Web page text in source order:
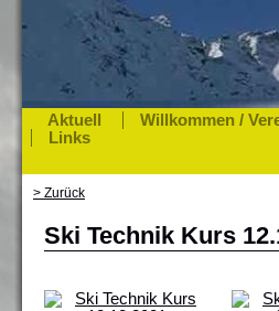
Aktuell Willkommen /
Links
> Zurück
Ski Technik Kurs